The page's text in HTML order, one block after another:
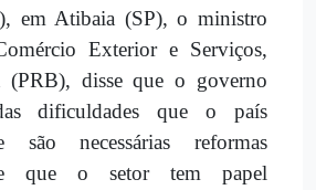
em Atibaia (SP), o ministro
Exterior e Serviços,
(PRB), disse que o governo
dificuldades que o país
são necessárias reformas
e que o setor tem papel